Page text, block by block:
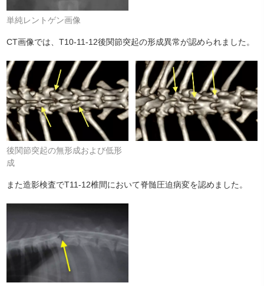
単純レントゲン画像
CT画像では、T10-11-12後関節突起の形成異常が認められました。
後関節突起の無形成および低形
成
また造影検査でT11-12椎間において脊髄圧迫病変を認めました。